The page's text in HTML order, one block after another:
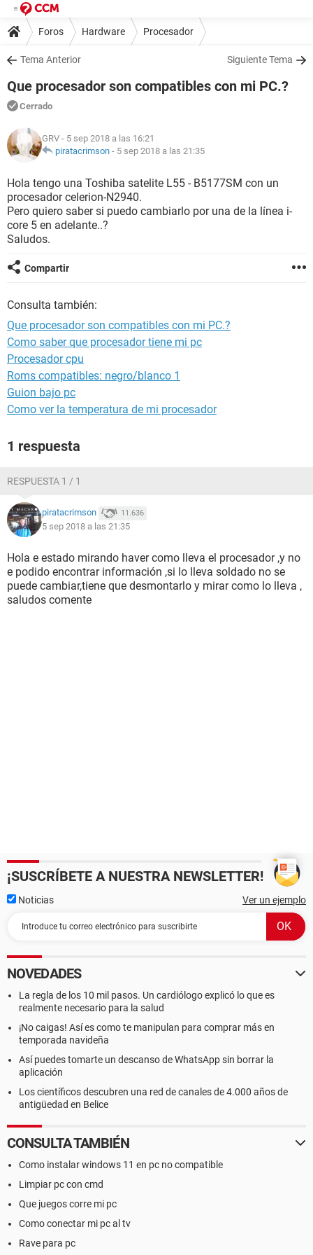
Foros Hardware Procesador
Tema Anterior Siguiente Tema
Que procesador son compatibles con mi PC.?
Cerrado
GRV - 5 sep 2018 a las 16:21
piratacrimson - 5 sep 2018 a las 21:35
Hola tengo una Toshiba satelite L55 - B5177SM con un
procesador celerion-N2940.
Pero quiero saber si puedo cambiarlo por una de la línea i-
core 5 en adelante..?
Saludos.
Compartir
Consulta también:
Que procesador son compatibles con mi PC.?
Como saber que procesador tiene mi pc
Procesador cpu
Roms compatibles: negro/blanco 1
Guion bajo pc
Como ver la temperatura de mi procesador
1 respuesta
RESPUESTA 1 / 1
piratacrimson 11.636
5 sep 2018 a las 21:35
Hola e estado mirando haver como lleva el procesador ,y no
e podido encontrar información ,si lo lleva soldado no se
puede cambiar,tiene que desmontarlo y mirar como lo lleva ,
saludos comente
¡SUSCRÍBETE A NUESTRA NEWSLETTER!
Noticias Ver un ejemplo
NOVEDADES
La regla de los 10 mil pasos. Un cardiólogo explicó lo que es
realmente necesario para la salud
¡No caigas! Así es como te manipulan para comprar más en
temporada navideña
Así puedes tomarte un descanso de WhatsApp sin borrar la
aplicación
Los científicos descubren una red de canales de 4.000 años de
antigüedad en Belice
CONSULTA TAMBIÉN
Como instalar windows 11 en pc no compatible
Limpiar pc con cmd
Que juegos corre mi pc
Como conectar mi pc al tv
Rave para pc